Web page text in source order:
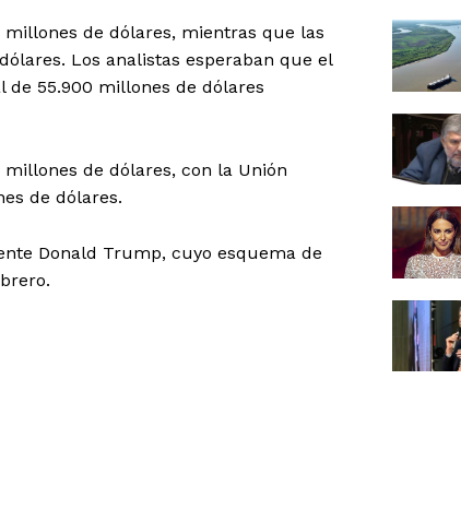
de dólares, mientras que las
Los analistas esperaban que el
55.900 millones de dólares
de dólares, con la Unión
de dólares.
Donald Trump, cuyo esquema de